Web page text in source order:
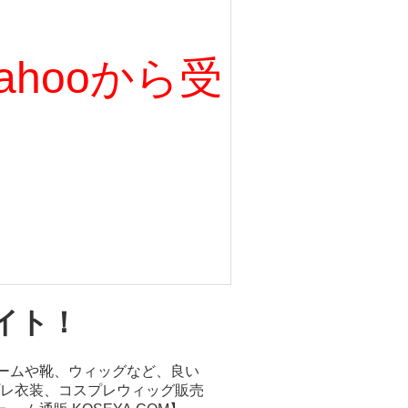
から受
ト！
ムや靴、ウィッグなど、良い
衣装、コスプレウィッグ販売